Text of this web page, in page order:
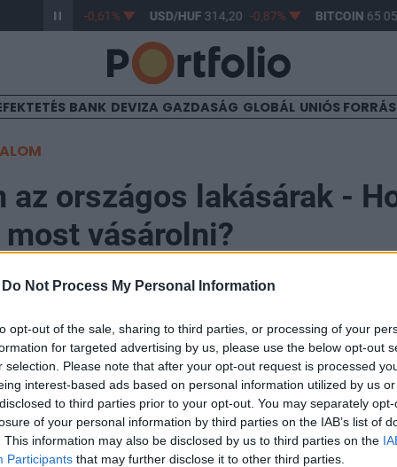
Do Not Process My Personal Information
opt-out of the sale, sharing to third parties, or processing of your
for targeted advertising by us, please use the below opt-out
selection. Please note that after your opt-out request is processed
interest-based ads based on personal information utilized by us
to third parties prior to your opt-out. You may separately
of your personal information by third parties on the IAB’s list of
This information may also be disclosed by us to third parties on the
Participants that may further disclose it to other third parties.
363,17 -0,61% USD/HUF 314,20 -0,87% BITCOIN65
BANK DEVIZA GAZDASÁG GLOBÁL UNIÓS
az országos lakásárak -
vásárolni?
mutatjuk meg, hogy országosan az egyes
illetve hogyan változtak a lakásárak 2017 és 2018
Noha a lakásárak sorrendjét még mindig
már nem egyértelmű a fölény - derül ki
Értéktérképéből.